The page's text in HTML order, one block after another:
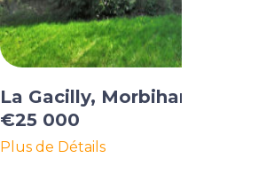
La Gacilly, Morbihan
€25 000
Plus de Détails